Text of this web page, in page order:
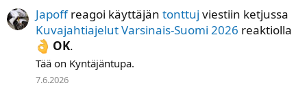
Japoffreagoi käyttäjän tonttuj viestiin ketjussa
Kuvajahtiajelut Varsinais-Suomi 2026 reaktiolla
OK.
Tää on Kyntäjäntupa.
7.6.2026